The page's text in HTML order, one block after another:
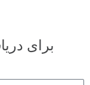
برای